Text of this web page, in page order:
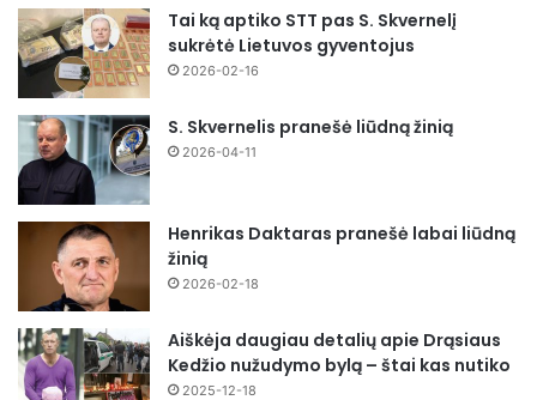
Tai ką aptiko STT pas S. Skvernelį
sukrėtė Lietuvos gyventojus
2026-02-16
S. Skvernelis pranešė liūdną žinią
2026-04-11
Henrikas Daktaras pranešė labai liūdną
žinią
2026-02-18
Aiškėja daugiau detalių apie Drąsiaus
Kedžio nužudymo bylą – štai kas nutiko
2025-12-18